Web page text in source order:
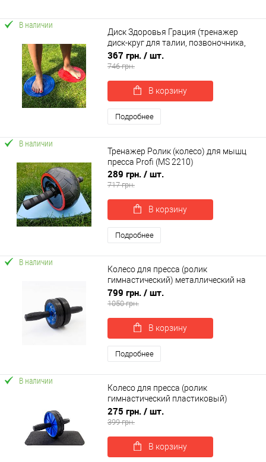
В наличии
Диск Здоровья Грация (тренажер
диск-круг для талии, позвоночника,
пресса) металлический OSPORT (FI-
0107)
367 грн. / шт.
746 грн.
В корзину
Подробнее
В наличии
Тренажер Ролик (колесо) для мышц
пресса Profi (MS 2210)
289 грн. / шт.
717 грн.
В корзину
Подробнее
В наличии
Колесо для пресса (ролик
гимнастический) металлический на
подшипнике усиленный двойной
OSPORT Pro+ (OF-0092)
799 грн. / шт.
1050 грн.
В корзину
Подробнее
В наличии
Колесо для пресса (ролик
гимнастический пластиковый)
тренажер для пресса OSPORT Lite+ (OF-
0228)
275 грн. / шт.
399 грн.
В корзину